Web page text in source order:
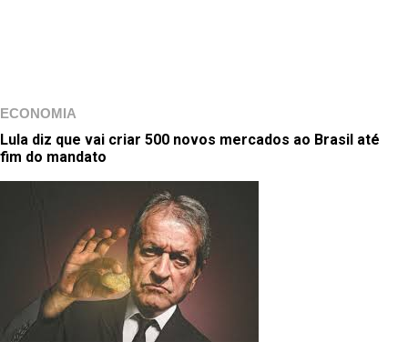
ECONOMIA
Lula diz que vai criar 500 novos mercados ao Brasil até
fim do mandato